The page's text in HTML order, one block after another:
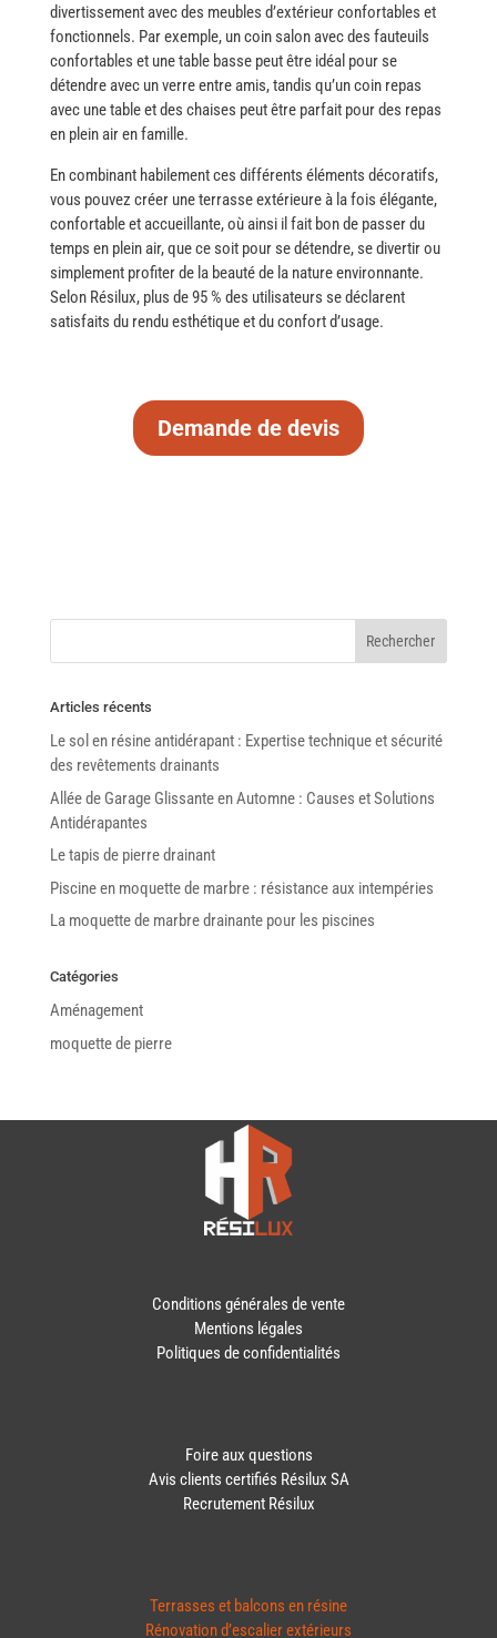
divertissement avec des meubles d’extérieur confortables et
fonctionnels. Par exemple, un coin salon avec des fauteuils
confortables et une table basse peut être idéal pour se
détendre avec un verre entre amis, tandis qu’un coin repas
avec une table et des chaises peut être parfait pour des repas
en plein air en famille.
En combinant habilement ces différents éléments décoratifs,
vous pouvez créer une terrasse extérieure à la fois élégante,
confortable et accueillante, où ainsi il fait bon de passer du
temps en plein air, que ce soit pour se détendre, se divertir ou
simplement profiter de la beauté de la nature environnante.
Selon Résilux, plus de 95 % des utilisateurs se déclarent
satisfaits du rendu esthétique et du confort d’usage.
Demande de devis
Articles récents
Le sol en résine antidérapant : Expertise technique et sécurité
des revêtements drainants
Allée de Garage Glissante en Automne : Causes et Solutions
Antidérapantes
Le tapis de pierre drainant
Piscine en moquette de marbre : résistance aux intempéries
La moquette de marbre drainante pour les piscines
Catégories
Aménagement
moquette de pierre
Conditions générales de vente
Mentions légales
Politiques de confidentialités
Foire aux questions
Avis clients certifiés Résilux SA
Recrutement Résilux
Terrasses et balcons en résine
Rénovation d’escalier extérieurs